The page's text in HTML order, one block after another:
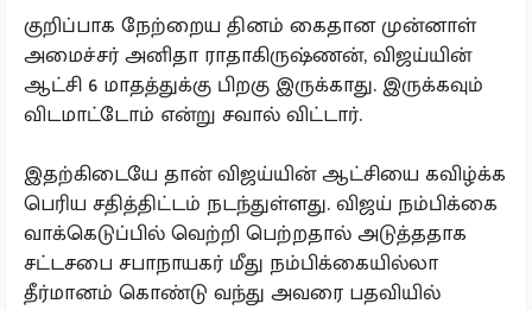
குறிப்பாக நேற்றைய தினம் கைதான முன்னாள்
அமைச்சர் அனிதா ராதாகிருஷ்ணன், விஜய்யின்
ஆட்சி 6 மாதத்துக்கு பிறகு இருக்காது. இருக்கவும்
விடமாட்டோம் என்று சவால் விட்டார்.
இதற்கிடையே தான் விஜய்யின் ஆட்சியை கவிழ்க்க
பெரிய சதித்திட்டம் நடந்துள்ளது. விஜய் நம்பிக்கை
வாக்கெடுப்பில் வெற்றி பெற்றதால் அடுத்ததாக
சட்டசபை சபாநாயகர் மீது நம்பிக்கையில்லா
தீர்மானம் கொண்டு வந்து அவரை பதவியில்